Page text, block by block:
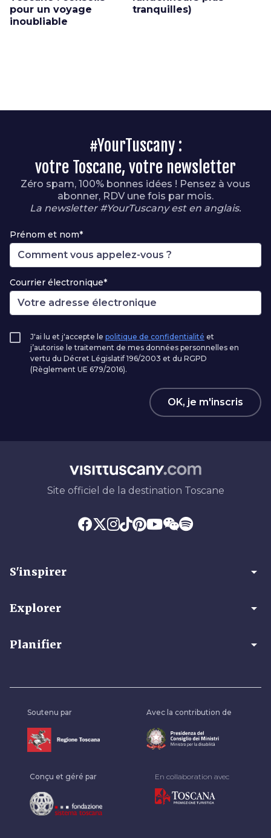
pour un voyage
inoubliable
tranquilles)
#YourTuscany :
votre Toscane, votre newsletter
Zéro spam, 100% bonnes idées ! Pensez à vous
abonner, RDV une fois par mois.
La newsletter #YourTuscany est en anglais.
Prénom et nom*
Courrier électronique*
J'ai lu et j'accepte le politique de confidentialité et
j’autorise le traitement de mes données personnelles en
vertu du Décret Législatif 196/2003 et du RGPD
(Règlement UE 679/2016).
OK, je m'inscris
Site officiel de la destination Toscane
S'inspirer arrow_drop_down
Explorer arrow_drop_down
Planifier arrow_drop_down
Soutenu par Avec la contribution de
Conçu et géré par En collaboration avec